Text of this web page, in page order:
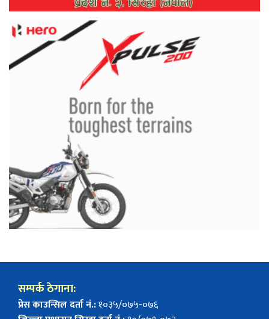
सम्पर्क ठेगाना:
प्रेस काउन्सिल दर्ता नं.:१०३५/०७५-०७६